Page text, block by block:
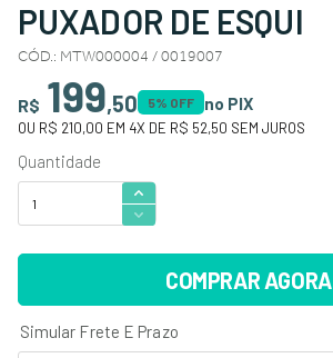
PUXADOR DE ESQUI
CÓD.: MTW000004 / 0019007
R$ 199,50 5% OFF no PIX
OU R$ 210,00 EM 4X DE R$ 52,50 SEM JUROS
COMPRAR AGORA